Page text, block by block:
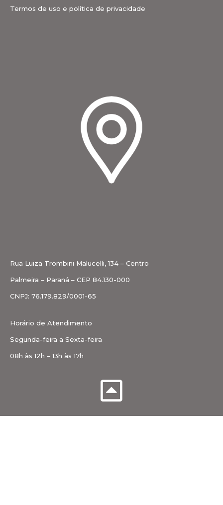
Termos de uso e política de privacidade
Rua Luiza Trombini Malucelli, 134 – Centro
Palmeira – Paraná – CEP 84.130-000
CNPJ: 76.179.829/0001-65
Horário de Atendimento
Segunda-feira a Sexta-feira
08h às 12h – 13h às 17h